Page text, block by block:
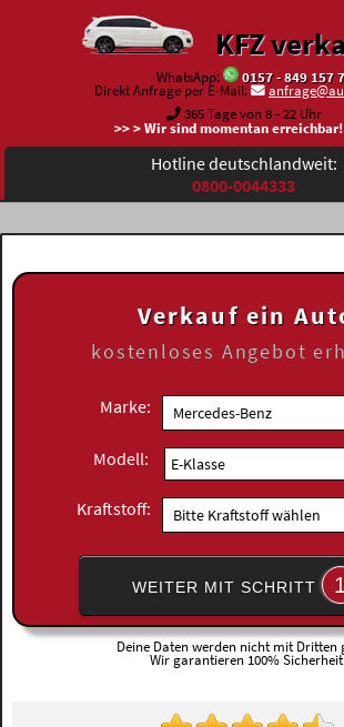
KFZ
WhatsApp:
0157 - 849 157
Direkt Anfrage per E-Mail:
365 Tage von 8 - 22 Uhr
>> > Wir sind momentan erreichbar!
Hotline deutschlandweit:
0800-0044333
Verkauf ein
kostenloses Angebot
Marke:
Modell:
Kraftstoff:
WEITER MIT SCHRITT 1
Deine Daten werden nicht mit Dritten
Wir garantieren 100%